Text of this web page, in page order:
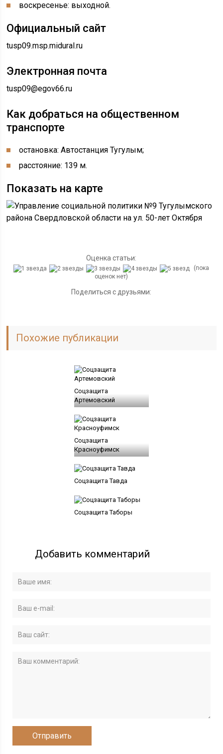
воскресенье: выходной.
Официальный сайт
tusp09.msp.midural.ru
Электронная почта
tusp09@egov66.ru
Как добраться на общественном
транспорте
остановка: Автостанция Тугулым;
расстояние: 139 м.
Показать на карте
Оценка статьи:
(пока
оценок нет)
Поделиться с друзьями:
Похожие публикации
Соцзащита
Артемовский
Соцзащита
Красноуфимск
Соцзащита Тавда
Соцзащита Таборы
Добавить комментарий